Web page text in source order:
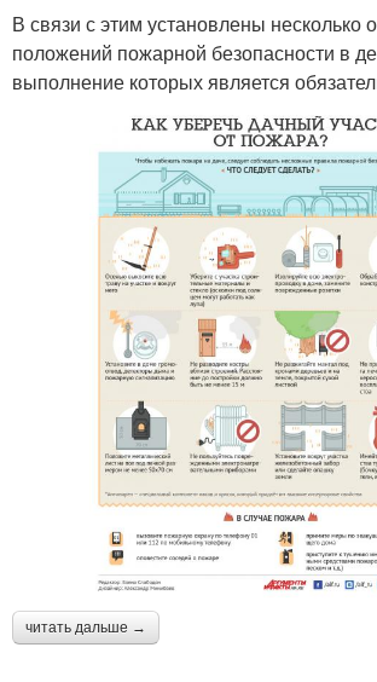
В связи с этим установлены несколько
положений пожарной безопасности в
выполнение которых является
читать дальше →